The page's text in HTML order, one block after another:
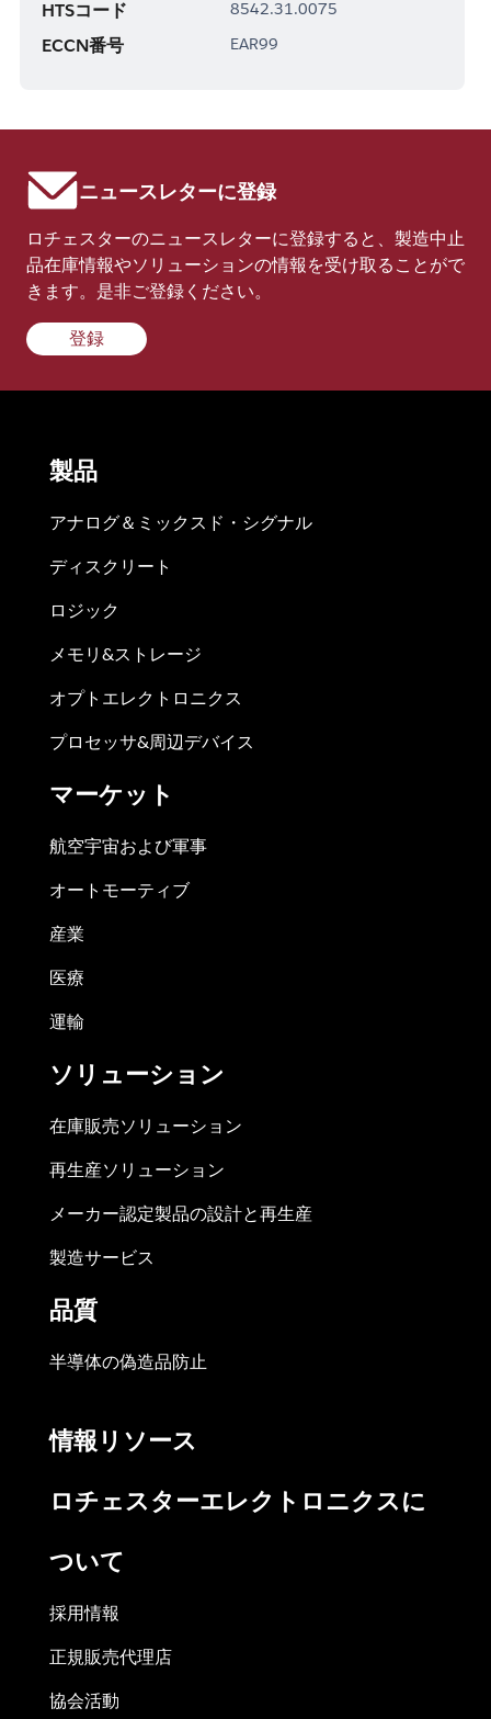
HTSコード 8542.31.0075
ECCN番号 EAR99
ニュースレターに登録
ロチェスターのニュースレターに登録すると、製造中止
品在庫情報やソリューションの情報を受け取ることがで
きます。是非ご登録ください。
登録
製品
アナログ＆ミックスド・シグナル
ディスクリート
ロジック
メモリ&ストレージ
オプトエレクトロニクス
プロセッサ&周辺デバイス
マーケット
航空宇宙および軍事
オートモーティブ
産業
医療
運輸
ソリューション
在庫販売ソリューション
再生産ソリューション
メーカー認定製品の設計と再生産
製造サービス
品質
半導体の偽造品防止
情報リソース
ロチェスターエレクトロニクスに
ついて
採用情報
正規販売代理店
協会活動